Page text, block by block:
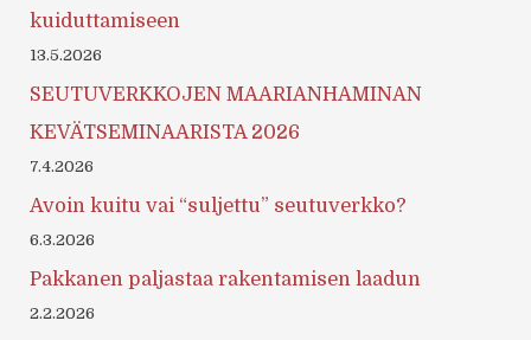
kuiduttamiseen
13.5.2026
SEUTUVERKKOJEN MAARIANHAMINAN
KEVÄTSEMINAARISTA 2026
7.4.2026
Avoin kuitu vai “suljettu” seutuverkko?
6.3.2026
Pakkanen paljastaa rakentamisen laadun
2.2.2026